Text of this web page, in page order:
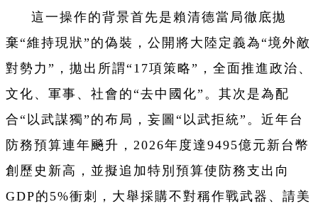
這一操作的背景首先是賴清德當局徹底拋
棄“維持現狀”的偽裝，公開將大陸定義為“境外敵
對勢力”，拋出所謂“17項策略”，全面推進政治、
文化、軍事、社會的“去中國化”。其次是為配
合“以武謀獨”的布局，妄圖“以武拒統”。近年台
防務預算連年飈升，2026年度達9495億元新台幣
創歷史新高，並擬追加特別預算使防務支出向
GDP的5%衝刺，大舉採購不對稱作戰武器、請美